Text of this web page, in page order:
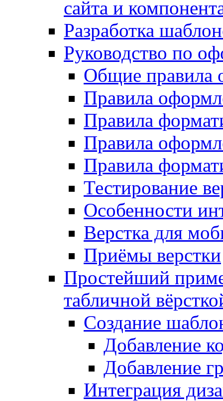
сайта и
Разработка
Руководство по
Общие правила
Правила
Правила
Правила
Правила
Тестирование
Особенности
Верстка для
Приёмы верстки
Простейший
табличной
Создание
Добавление
Добавление
Интеграция